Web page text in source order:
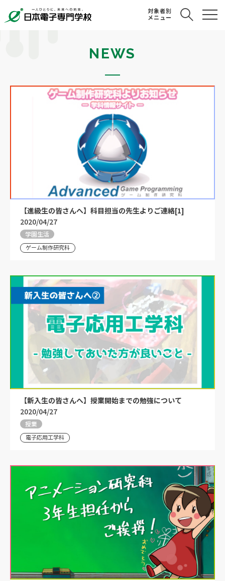
対象者別
メニュー
NEWS
【進級生の皆さんへ】科目担当の先生よりご連絡[1]
2020/04/27
学園生活
ゲーム制作研究科
【新入生の皆さんへ】授業開始までの勉強について
2020/04/27
授業
電子応用工学科